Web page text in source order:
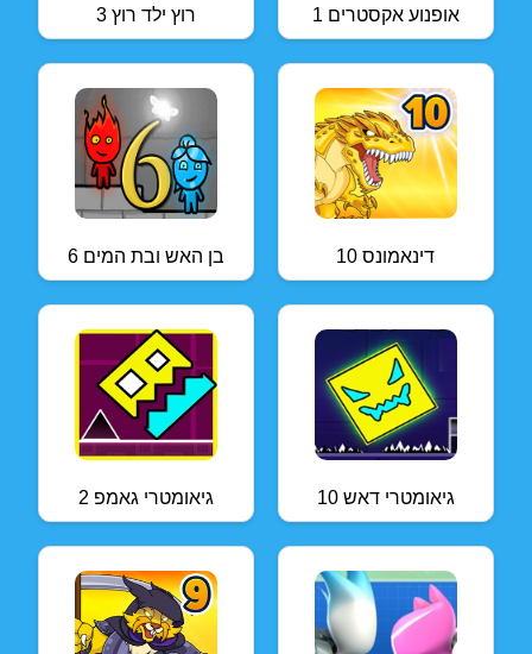
רוץ ילד רוץ 3 אופנוע אקסטרים 1
בן האש ובת המים 6 דינאמונס 10
גיאומטרי גאמפ 2 גיאומטרי דאש 10